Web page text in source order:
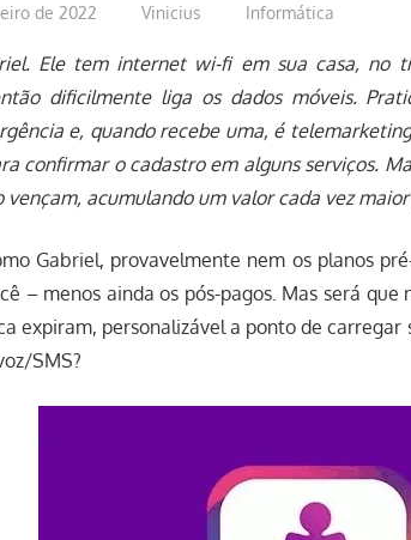
de 2022 Vinicius Informática
Ele tem internet wi-fi em sua casa, no
dificilmente liga os dados móveis.
e, quando recebe uma, é
confirmar o cadastro em alguns serviços.
vençam, acumulando um valor cada vez
Gabriel, provavelmente nem os planos
– menos ainda os pós-pagos. Mas será
expiram, personalizável a ponto de
SMS?